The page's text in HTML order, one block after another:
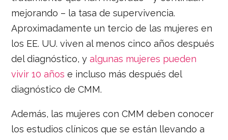
mejorando – la tasa de supervivencia.
Aproximadamente un tercio de las mujeres en
los EE. UU. viven al menos cinco años después
del diagnóstico, yalgunas mujeres pueden
vivir 10 años e incluso más después del
diagnóstico de CMM.
Además, las mujeres con CMM deben conocer
los estudios clínicos que se están llevando a